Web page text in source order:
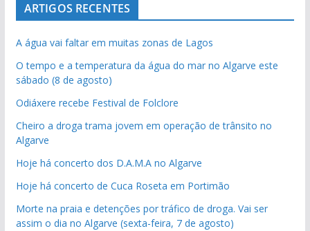
ARTIGOS RECENTES
A água vai faltar em muitas zonas de Lagos
O tempo e a temperatura da água do mar no Algarve este
sábado (8 de agosto)
Odiáxere recebe Festival de Folclore
Cheiro a droga trama jovem em operação de trânsito no
Algarve
Hoje há concerto dos D.A.M.A no Algarve
Hoje há concerto de Cuca Roseta em Portimão
Morte na praia e detenções por tráfico de droga. Vai ser
assim o dia no Algarve (sexta-feira, 7 de agosto)